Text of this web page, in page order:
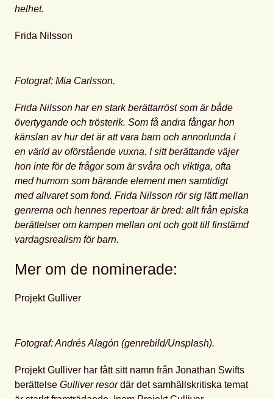
helhet.
Frida Nilsson
Fotograf: Mia Carlsson.
Frida Nilsson har en stark berättarröst som är både
övertygande och trösterik. Som få andra fångar hon
känslan av hur det är att vara barn och annorlunda i
en värld av oförstående vuxna. I sitt berättande väjer
hon inte för de frågor som är svåra och viktiga, ofta
med humorn som bärande element men samtidigt
med allvaret som fond. Frida Nilsson rör sig lätt mellan
genrerna och hennes repertoar är bred: allt från episka
berättelser om kampen mellan ont och gott till finstämd
vardagsrealism för barn.
Mer om de nominerade:
Projekt Gulliver
Fotograf: Andrés Alagón (genrebild/Unsplash).
Projekt Gulliver har fått sitt namn från Jonathan Swifts
berättelse Gulliver resordär det samhällskritiska temat